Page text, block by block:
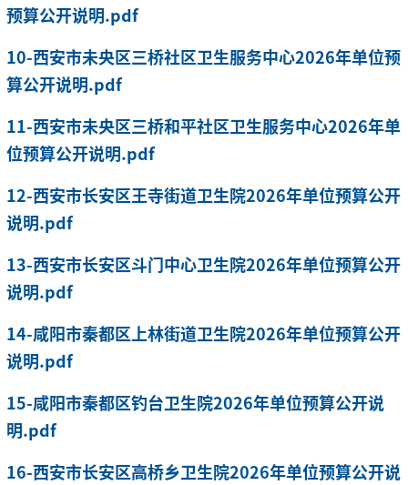
预算公开说明.pdf
10-西安市未央区三桥社区卫生服务中心2026年单位预
算公开说明.pdf
11-西安市未央区三桥和平社区卫生服务中心2026年单
位预算公开说明.pdf
12-西安市长安区王寺街道卫生院2026年单位预算公开
说明.pdf
13-西安市长安区斗门中心卫生院2026年单位预算公开
说明.pdf
14-咸阳市秦都区上林街道卫生院2026年单位预算公开
说明.pdf
15-咸阳市秦都区钓台卫生院2026年单位预算公开说
明.pdf
16-西安市长安区高桥乡卫生院2026年单位预算公开说